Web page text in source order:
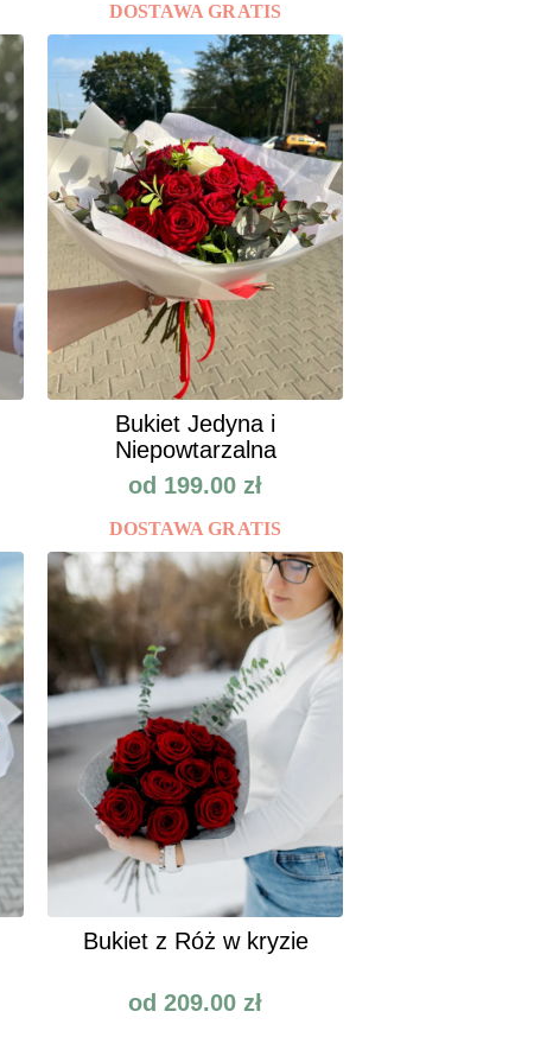
DOSTAWA GRATIS
Bukiet Jedyna i
Niepowtarzalna
od 199.00 zł
DOSTAWA GRATIS
Bukiet z Róż w kryzie
od 209.00 zł